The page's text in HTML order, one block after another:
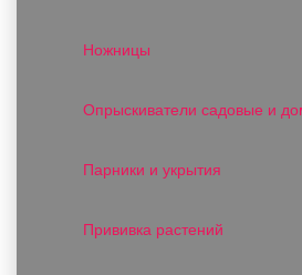
Ножницы
Опрыскиватели садовые и
Парники и укрытия
Прививка растений